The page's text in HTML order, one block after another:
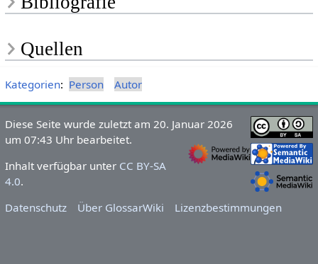
Quellen
Kategorien: Person Autor
Diese Seite wurde zuletzt am 20. Januar 2026
um 07:43 Uhr bearbeitet.
Inhalt verfügbar unter CC BY-SA
4.0.
Datenschutz
Über GlossarWiki Lizenzbestimmungen